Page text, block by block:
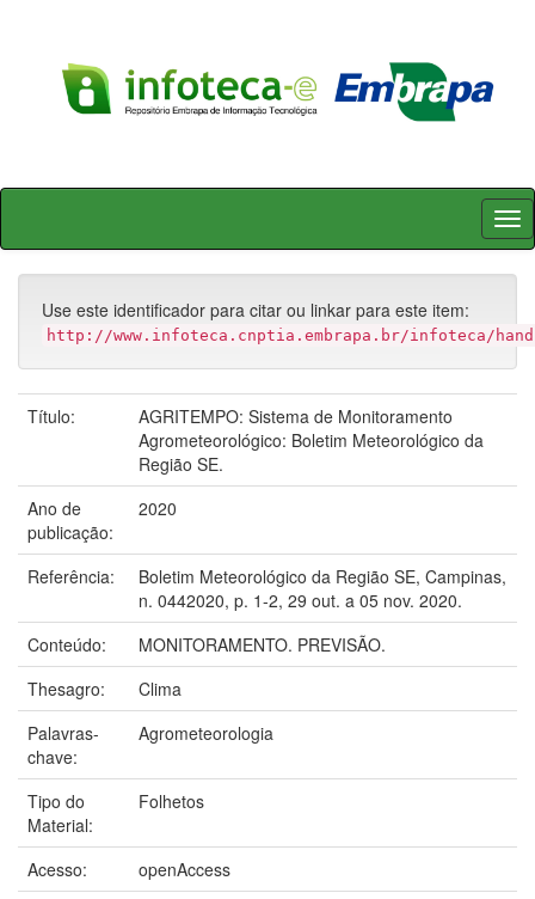
Skip
Use este identificador para citar ou linkar para este item:
http://www.infoteca.cnptia.embrapa.br/infoteca/
Título:
AGRITEMPO: Sistema de Monitoramento
Agrometeorológico: Boletim Meteorológico da
Região SE.
Ano de
publicação:
2020
Referência:
Boletim Meteorológico da Região SE, Campinas,
n. 0442020, p. 1-2, 29 out. a 05 nov. 2020.
Conteúdo:
MONITORAMENTO. PREVISÃO.
Thesagro:
Clima
Palavras-
chave:
Agrometeorologia
Tipo do
Material:
Folhetos
Acesso:
openAccess